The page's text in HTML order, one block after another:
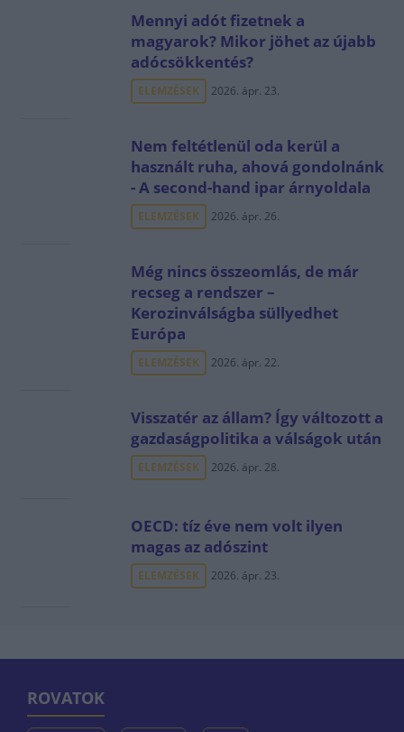
Mennyi adót fizetnek a
magyarok? Mikor jöhet az újabb
adócsökkentés?
ELEMZÉSEK 2026. ápr. 23.
Nem feltétlenül oda kerül a
használt ruha, ahová gondolnánk
- A second-hand ipar árnyoldala
ELEMZÉSEK 2026. ápr. 26.
Még nincs összeomlás, de már
recseg a rendszer –
Kerozinválságba süllyedhet
Európa
ELEMZÉSEK 2026. ápr. 22.
Visszatér az állam? Így változott a
gazdaságpolitika a válságok után
ELEMZÉSEK 2026. ápr. 28.
OECD: tíz éve nem volt ilyen
magas az adószint
ELEMZÉSEK 2026. ápr. 23.
ROVATOK